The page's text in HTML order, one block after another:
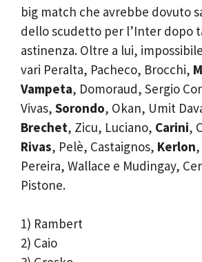
big match che avrebbe dovuto
dello scudetto per l’Inter dopo
astinenza. Oltre a lui,
vari Peralta, Pacheco, Brocchi,
Vampeta, Domoraud, Sergio
Vivas, Sorondo, Okan, Umit
Brechet, Zicu, Luciano, Carini,
Rivas, Pelè, Castaignos, Kerlon
Pereira, Wallace e Mudingay,
Pistone.
1) Rambert
2) Caio